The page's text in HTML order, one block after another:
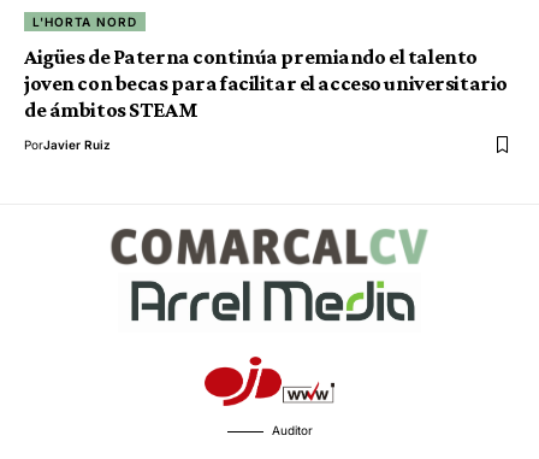
L'HORTA NORD
Aigües de Paterna continúa premiando el talento
joven con becas para facilitar el acceso universitario
de ámbitos STEAM
PorJavier Ruiz
Auditor